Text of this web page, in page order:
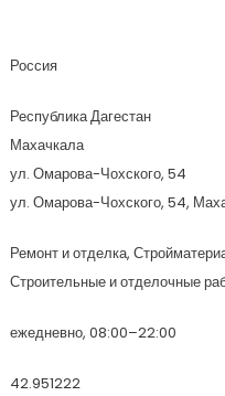
Россия
Республика Дагестан
Махачкала
ул. Омарова-Чохского, 54
ул. Омарова-Чохского, 54,
Ремонт и отделка,
Строительные и отделочные
ежедневно, 08:00–22:00
42.951222